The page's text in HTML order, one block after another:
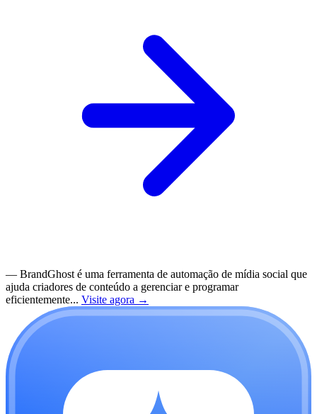
— BrandGhost é uma ferramenta de automação de mídia social que
ajuda criadores de conteúdo a gerenciar e programar
eficientemente... Visite agora →